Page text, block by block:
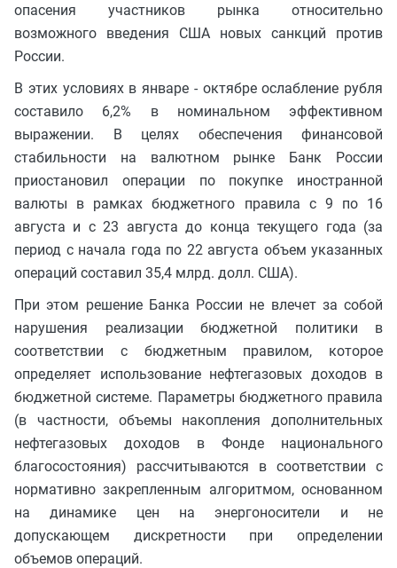
опасения участников рынка относительно
возможного введения США новых санкций против
России.
В этих условиях в январе - октябре ослабление рубля
составило 6,2% в номинальном эффективном
выражении. В целях обеспечения финансовой
стабильности на валютном рынке Банк России
приостановил операции по покупке иностранной
валюты в рамках бюджетного правила с 9 по 16
августа и с 23 августа до конца текущего года (за
период с начала года по 22 августа объем указанных
операций составил 35,4 млрд. долл. США).
При этом решение Банка России не влечет за собой
нарушения реализации бюджетной политики в
соответствии с бюджетным правилом, которое
определяет использование нефтегазовых доходов в
бюджетной системе. Параметры бюджетного правила
(в частности, объемы накопления дополнительных
нефтегазовых доходов в Фонде национального
благосостояния) рассчитываются в соответствии с
нормативно закрепленным алгоритмом, основанном
на динамике цен на энергоносители и не
допускающем дискретности при определении
объемов операций.